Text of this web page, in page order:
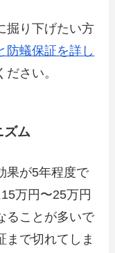
掘り下げたい方
防蟻保証を詳し
さい。
ズム
果が5年程度で
万円〜25万円
ることが多いで
まで切れてしま